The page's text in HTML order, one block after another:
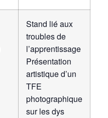
Stand lié aux
troubles de
l’apprentissage
Présentation
artistique d’un
TFE
photographique
sur les dys